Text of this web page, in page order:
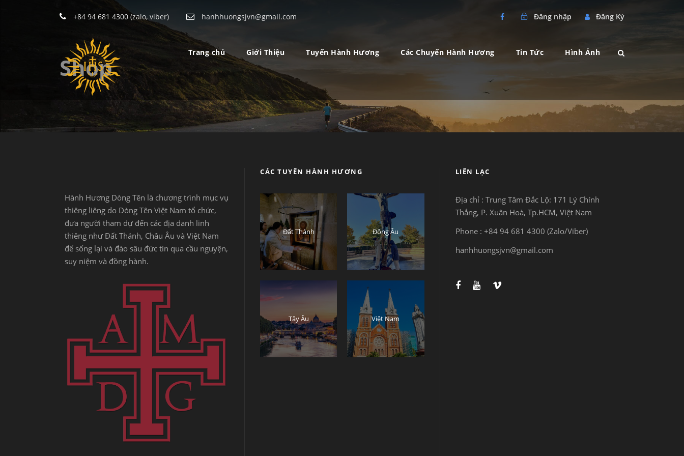
+84 94 681 4300 (zalo, viber) hanhhuongsjvn@gmail.com Đăng nhập Đăng Ký
Trang chủ Giới Thiệu Tuyến Hành Hương Các Chuyến Hành Hương Tin Tức Hình Ảnh
Shop
Hành Hương Dòng Tên là chương trình mục vụ
thiêng liêng do Dòng Tên Việt Nam tổ chức,
đưa người tham dự đến các địa danh linh
thiêng như Đất Thánh, Châu Âu và Việt Nam
để sống lại và đào sâu đức tin qua cầu nguyện,
suy niệm và đồng hành.
CÁC TUYẾN HÀNH HƯƠNG
Đất Thánh Đông Âu
Tây Âu Việt Nam
LIÊN LẠC
Địa chỉ : Trung Tâm Đắc Lộ: 171 Lý Chính
Thắng, P. Xuân Hoà, Tp.HCM, Việt Nam
Phone : +84 94 681 4300 (Zalo/Viber)
hanhhuongsjvn@gmail.com